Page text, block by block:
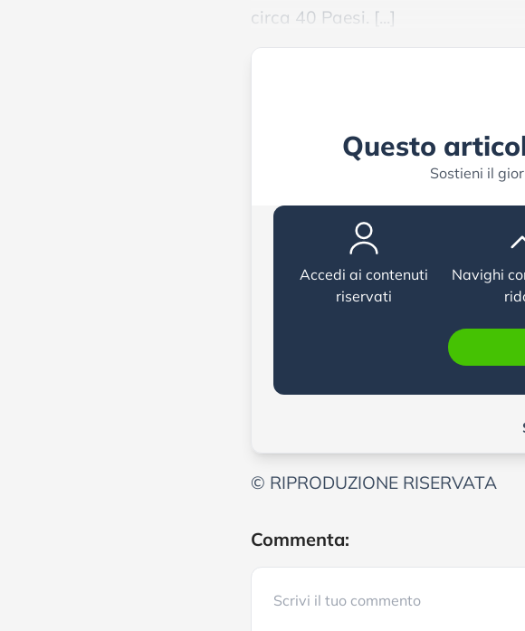
circa 40 Paesi. [...]
Questo
Sostieni il
Accedi ai contenuti
riservati
Navighi
© RIPRODUZIONE RISERVATA
Commenta: